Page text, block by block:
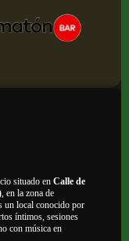
situado en Calle de
, en la zona de
un local conocido por
íntimos, sesiones
con música en